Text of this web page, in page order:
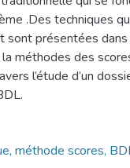
.Des techniques
sont présentées
méthodes des
l’étude d’un
méthode scores,